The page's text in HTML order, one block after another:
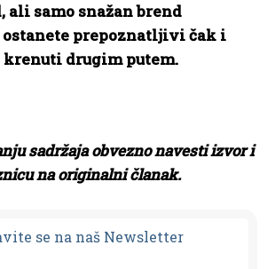
ali samo snažan brend
ostanete prepoznatljivi čak i
krenuti drugim putem.
sadržaja obvezno navesti izvor i
na originalni članak.
e se na naš Newsletter